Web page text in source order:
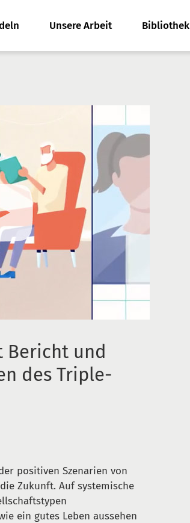
Unsere Arbeit Bibliothek
und
des Triple-
positiven Szenarien von
Zukunft. Auf systemische
ein gutes Leben aussehen